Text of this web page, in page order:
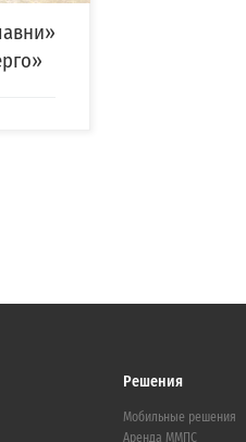
Решения
Мобильные решения
Аренда ММПС